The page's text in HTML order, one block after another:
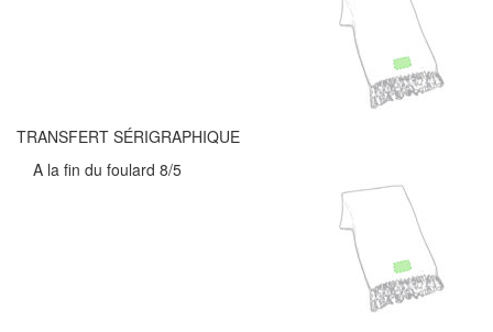
TRANSFERT SÉRIGRAPHIQUE
A la fin du foulard 8/5